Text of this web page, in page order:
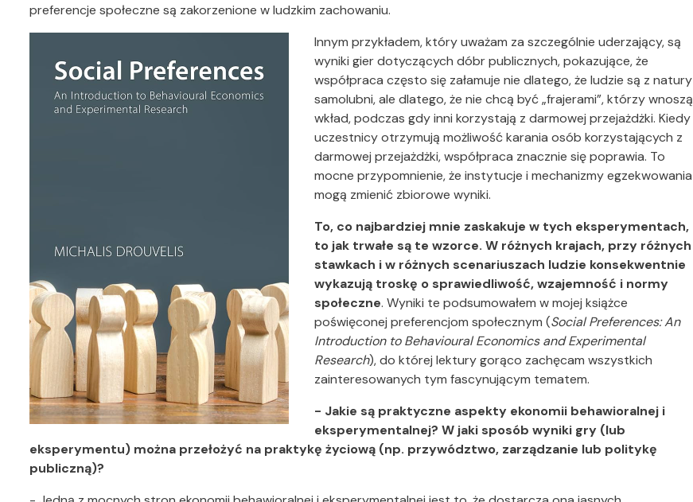
preferencje społeczne są zakorzenione w ludzkim zachowaniu.
Innym przykładem, który uważam za szczególnie uderzający, są
wyniki gier dotyczących dóbr publicznych, pokazujące, że
współpraca często się załamuje nie dlatego, że ludzie są z natury
samolubni, ale dlatego, że nie chcą być „frajerami”, którzy wnoszą
wkład, podczas gdy inni korzystają z darmowej przejażdżki. Kiedy
uczestnicy otrzymują możliwość karania osób korzystających z
darmowej przejażdżki, współpraca znacznie się poprawia. To
mocne przypomnienie, że instytucje i mechanizmy egzekwowania
mogą zmienić zbiorowe wyniki.
To, co najbardziej mnie zaskakuje w tych eksperymentach,
to jak trwałe są te wzorce. W różnych krajach, przy różnych
stawkach i w różnych scenariuszach ludzie konsekwentnie
wykazują troskę o sprawiedliwość, wzajemność i normy
społeczne. Wyniki te podsumowałem w mojej książce
poświęconej preferencjom społecznym (Social Preferences: An
Introduction to Behavioural Economics and Experimental
Research), do której lektury gorąco zachęcam wszystkich
zainteresowanych tym fascynującym tematem.
- Jakie są praktyczne aspekty ekonomii behawioralnej i
eksperymentalnej? W jaki sposób wyniki gry (lub
eksperymentu) można przełożyć na praktykę życiową (np. przywództwo, zarządzanie lub politykę
publiczną)?